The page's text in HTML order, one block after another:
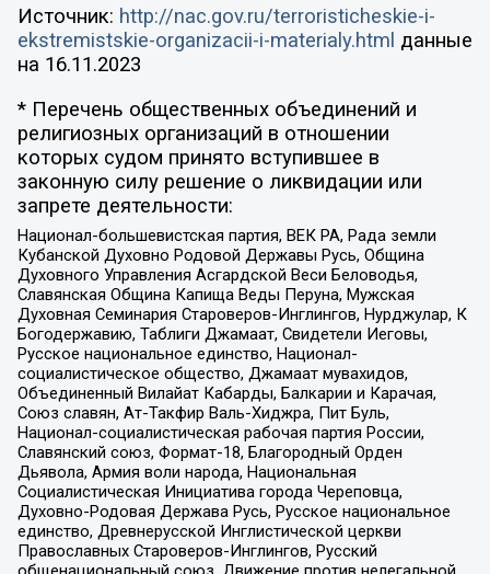
Источник: http://nac.gov.ru/terroristicheskie-i-
ekstremistskie-organizacii-i-materialy.html данные
на 16.11.2023
* Перечень общественных объединений и
религиозных организаций в отношении
которых судом принято вступившее в
законную силу решение о ликвидации или
запрете деятельности:
Национал-большевистская партия, ВЕК РА, Рада земли
Кубанской Духовно Родовой Державы Русь, Община
Духовного Управления Асгардской Веси Беловодья,
Славянская Община Капища Веды Перуна, Мужская
Духовная Семинария Староверов-Инглингов, Нурджулар, К
Богодержавию, Таблиги Джамаат, Свидетели Иеговы,
Русское национальное единство, Национал-
социалистическое общество, Джамаат мувахидов,
Объединенный Вилайат Кабарды, Балкарии и Карачая,
Союз славян, Ат-Такфир Валь-Хиджра, Пит Буль,
Национал-социалистическая рабочая партия России,
Славянский союз, Формат-18, Благородный Орден
Дьявола, Армия воли народа, Национальная
Социалистическая Инициатива города Череповца,
Духовно-Родовая Держава Русь, Русское национальное
единство, Древнерусской Инглистической церкви
Православных Староверов-Инглингов, Русский